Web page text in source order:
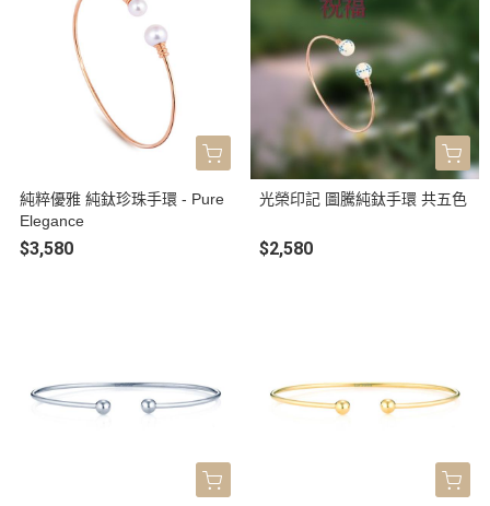
純粹優雅 純鈦珍珠手環 - Pure
Elegance
$3,580
光榮印記 圖騰純鈦手環 共五色
$2,580